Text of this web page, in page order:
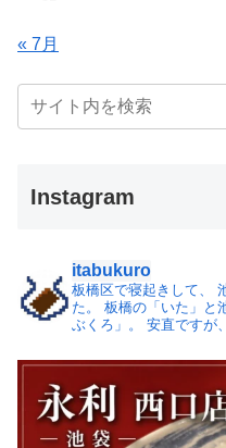
« 7月
Instagram
itabukuro
板橋区で寝起きして、
た。
板橋の「いた」と
ぶくろ」。
安直ですが